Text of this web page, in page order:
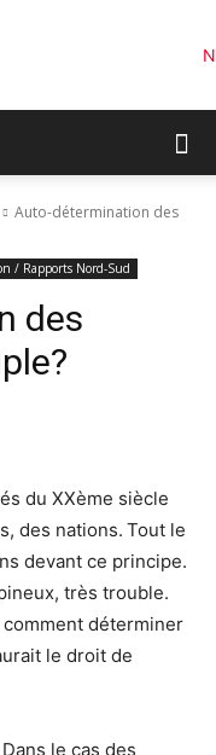
Auto-détermination des
/ Rapports Nord-Sud
des
du XXème siècle
des nations. Tout le
devant ce principe.
très trouble.
déterminer
le droit de
le cas des